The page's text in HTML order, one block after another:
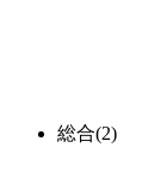
総合(2)